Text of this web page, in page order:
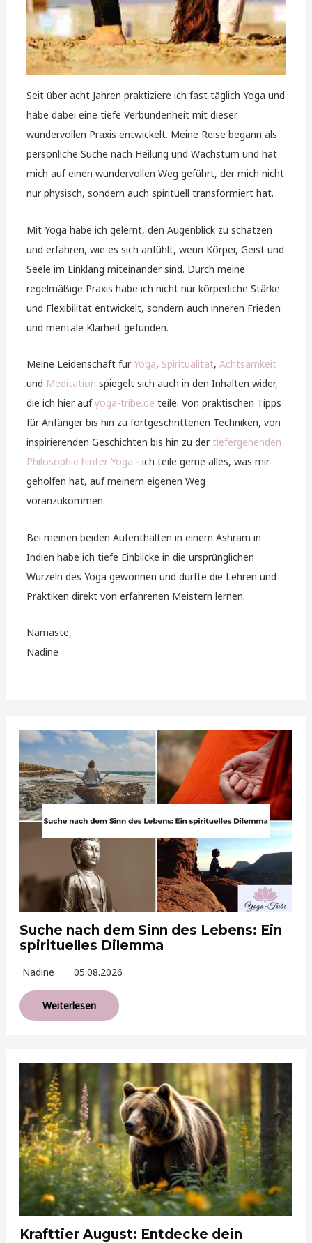
Seit über acht Jahren praktiziere ich fast täglich Yoga und
habe dabei eine tiefe Verbundenheit mit dieser
wundervollen Praxis entwickelt. Meine Reise begann als
persönliche Suche nach Heilung und Wachstum und hat
mich auf einen wundervollen Weg geführt, der mich nicht
nur physisch, sondern auch spirituell transformiert hat.
Mit Yoga habe ich gelernt, den Augenblick zu schätzen
und erfahren, wie es sich anfühlt, wenn Körper, Geist und
Seele im Einklang miteinander sind. Durch meine
regelmäßige Praxis habe ich nicht nur körperliche Stärke
und Flexibilität entwickelt, sondern auch inneren Frieden
und mentale Klarheit gefunden.
Meine Leidenschaft für Yoga, Spiritualität,Achtsamkeit
und Meditation spiegelt sich auch in den Inhalten wider,
die ich hier aufyoga-tribe.de teile. Von praktischen Tipps
für Anfänger bis hin zu fortgeschrittenen Techniken, von
inspirierenden Geschichten bis hin zu der tiefergehenden
Philosophie hinter Yoga - ich teile gerne alles, was mir
geholfen hat, auf meinem eigenen Weg
voranzukommen.
Bei meinen beiden Aufenthalten in einem Ashram in
Indien habe ich tiefe Einblicke in die ursprünglichen
Wurzeln des Yoga gewonnen und durfte die Lehren und
Praktiken direkt von erfahrenen Meistern lernen.
Namaste,
Nadine
Suche nach dem Sinn des Lebens: Ein
spirituelles Dilemma
Nadine 05.08.2026
Weiterlesen
Krafttier August: Entdecke dein